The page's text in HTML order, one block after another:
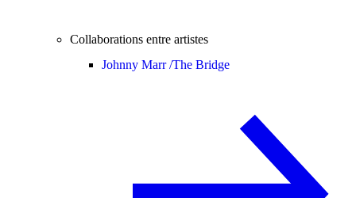
Collaborations entre artistes
Johnny Marr /The Bridge